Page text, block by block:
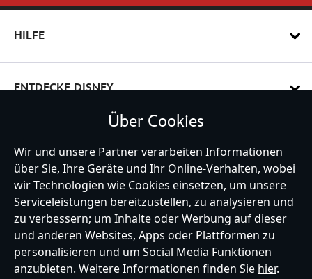
HILFE
ENTDECKE DISNEY
BLEIBE MIT UNS IN KONTAKT
Über Cookies
Wir und unsere Partner verarbeiten Informationen
über Sie, Ihre Geräte und Ihr Online-Verhalten, wobei
wir Technologien wie Cookies einsetzen, um unsere
Serviceleistungen bereitzustellen, zu analysieren und
zu verbessern; um Inhalte oder Werbung auf dieser
und anderen Websites, Apps oder Plattformen zu
personalisieren und um Social Media Funktionen
anzubieten. Weitere Informationen finden Sie hier.